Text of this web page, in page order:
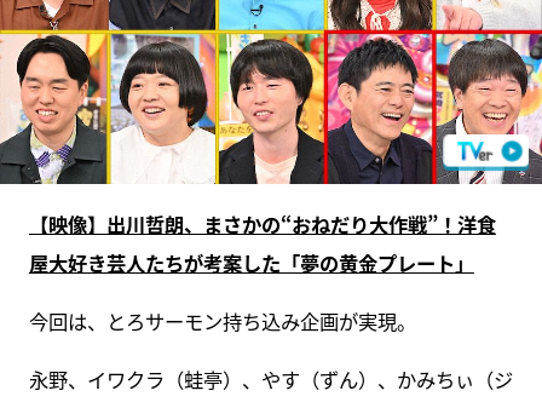
【映像】出川哲朗、まさかの“おねだり大作戦”！洋食
屋大好き芸人たちが考案した「夢の黄金プレート」
今回は、とろサーモン持ち込み企画が実現。
永野、イワクラ（蛙亭）、やす（ずん）、かみちぃ（ジ